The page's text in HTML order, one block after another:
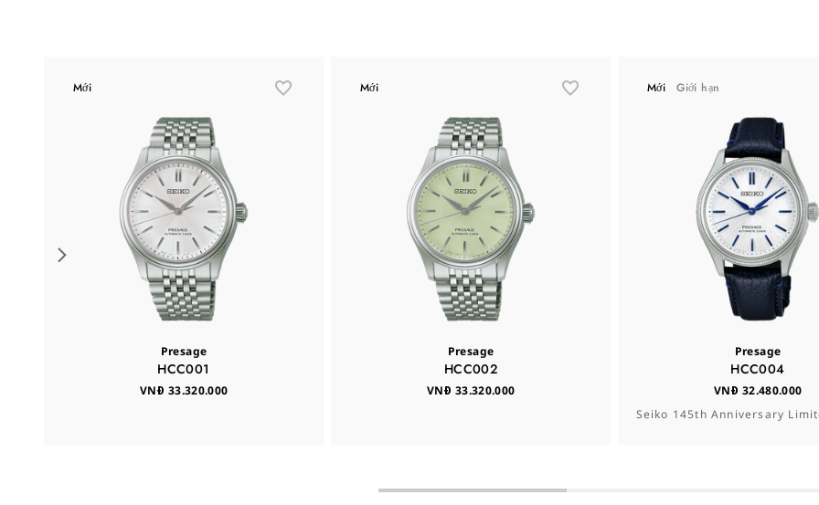
Mới
Presage
HCC001
VNĐ 33.320.000
Mới
Presage
HCC002
VNĐ 33.320.000
Mới Giới hạn
Presage
HCC004
VNĐ 32.480.000
Seiko 145th Anniversary